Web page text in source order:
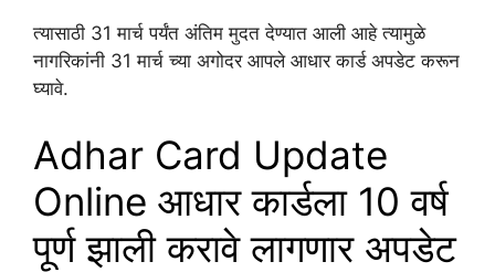
त्यासाठी 31 मार्च पर्यंत अंतिम मुदत देण्यात आली आहे त्यामुळे
नागरिकांनी 31 मार्च च्या अगोदर आपले आधार कार्ड अपडेट करून
घ्यावे.
Adhar Card Update
Online आधार कार्डला 10 वर्ष
पूर्ण झाली करावे लागणार अपडेट